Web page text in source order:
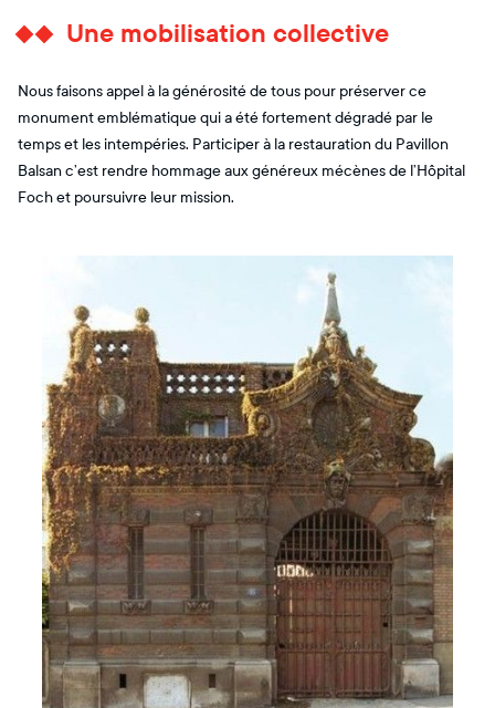
Une mobilisation collective
Nous faisons appel à la générosité de tous pour préserver ce
monument emblématique qui a été fortement dégradé par le
temps et les intempéries. Participer à la restauration du Pavillon
Balsan c’est rendre hommage aux généreux mécènes de l’Hôpital
Foch et poursuivre leur mission.